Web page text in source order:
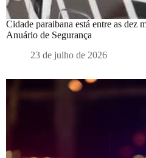
Cidade paraibana está entre as dez
Anuário de Segurança
23 de julho de 2026